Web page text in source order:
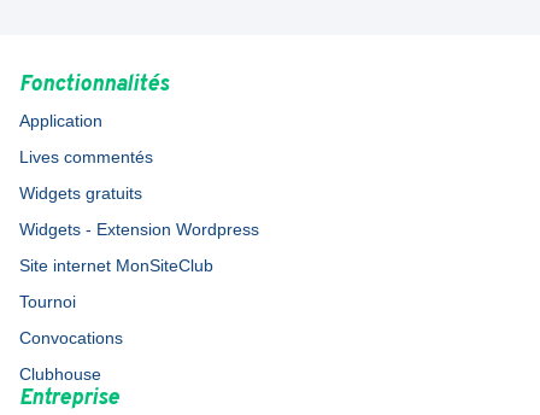
Fonctionnalités
Application
Lives commentés
Widgets gratuits
Widgets - Extension Wordpress
Site internet MonSiteClub
Tournoi
Convocations
Clubhouse
Entreprise